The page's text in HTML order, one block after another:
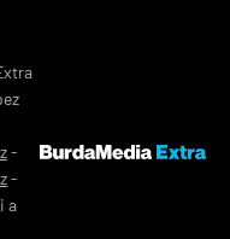
-
-
a